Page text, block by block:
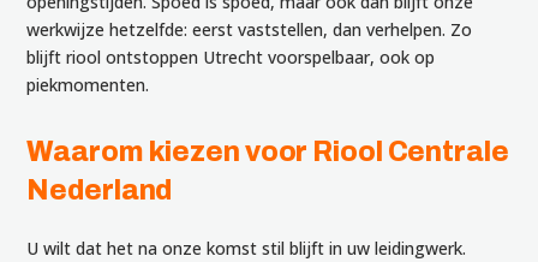
werkwijze hetzelfde: eerst vaststellen, dan verhelpen. Zo
blijft riool ontstoppen Utrecht voorspelbaar, ook op
piekmomenten.
Waarom kiezen voor Riool Centrale
Nederland
U wilt dat het na onze komst stil blijft in uw leidingwerk.